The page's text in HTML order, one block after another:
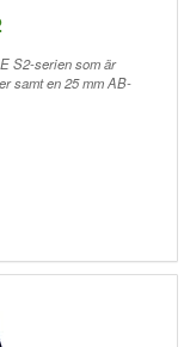
S2-serien som är
samt en 25 mm AB-